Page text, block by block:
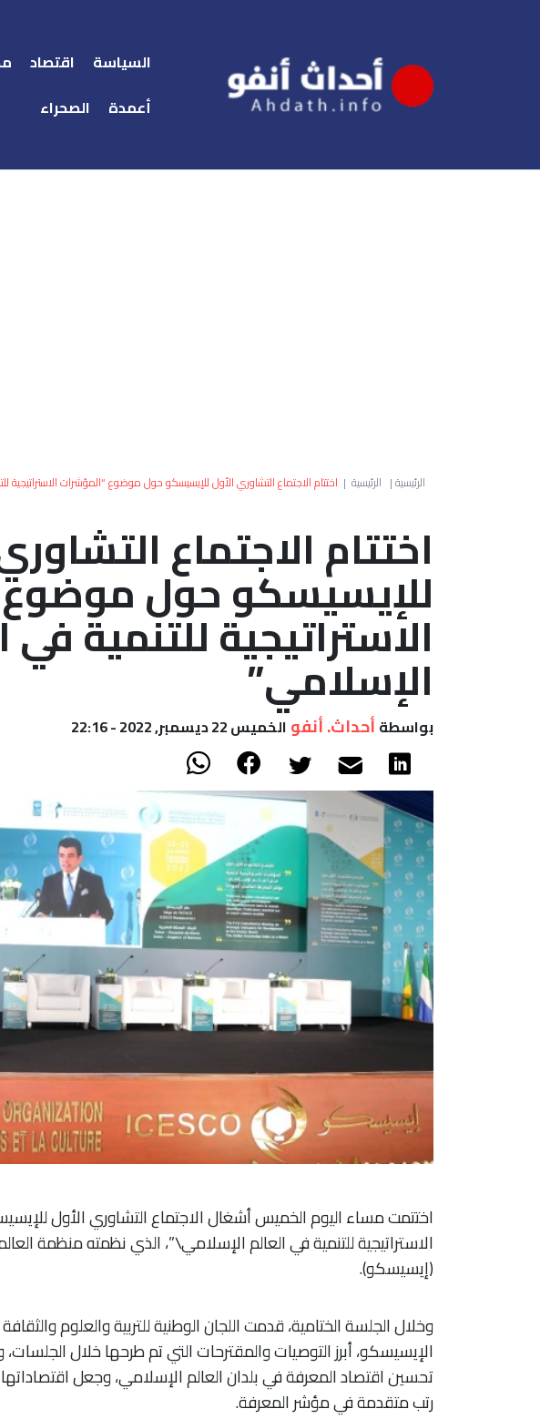
السياسة اقتصاد
أعمدة
الصحراء
الرئيسية| الرئيسية | اختتام الاجتماع التشاوري الأول للإيسيسكو حول موضوع “المؤشرات الاستراتيجية
اختتام الاجتماع
للإيسيسكو حول
الاستراتيجية للتنمية في
الإسلامي”
بواسطة أحداث. أنفو الخميس 22 ديسمبر, 2022 - 22:16
اختتمت مساء اليوم الخميس أشغال الاجتماع التشاوري الأول
الاستراتيجية للتنمية في العالم الإسلامي\”، الذي نظمته منظمة
(إيسيسكو).
وخلال الجلسة الختامية، قدمت اللجان الوطنية للتربية والعلوم
تحسين اقتصاد المعرفة في بلدان العالم الإسلامي، وجعل
رتب متقدمة في مؤشر المعرفة.